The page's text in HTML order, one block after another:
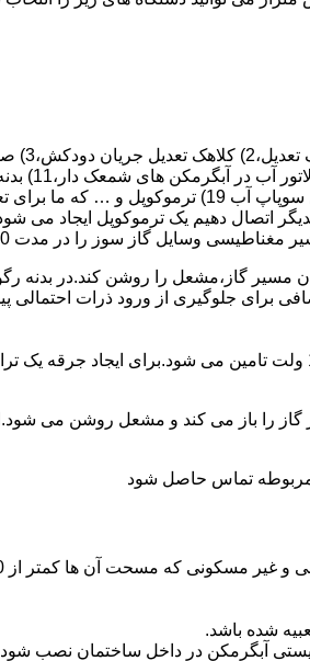
اتصال دهیم یک ترموکوپل ایجاد می
گاز،مشعل را روشن کند.در بدنه
جلوگیری از ورود ذرات احتمالی
باز می کند و مشعل روشن می
مربوطه تماس حاصل شود
آبگرمکن در داخل ساختمان نصب شود